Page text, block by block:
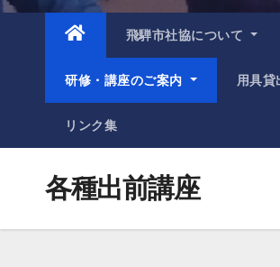
飛騨市社協について
研修・講座のご案内 用具貸
リンク集
各種出前講座